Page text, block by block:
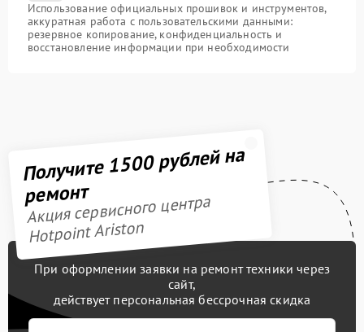
Использование официальных прошивок и инструментов,
аккуратная работа с пользовательскими данными:
резервное копирование, конфиденциальность и
восстановление информации при необходимости
Получите 1500 рублей на
ремонт
Акция сервисного центра
Hotpoint Ariston
При оформлении заявки на ремонт техники через
сайт,
действует персональная бессрочная скидка